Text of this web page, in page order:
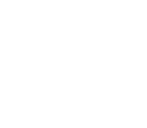
¿Un ‘nuevo viejo’
María Jesús
al 2000 y a los
reconquistar